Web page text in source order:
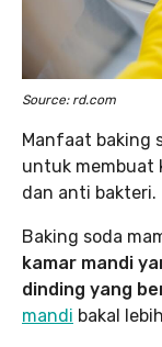
Source: rd.com
Manfaat baking
untuk membuat
dan anti bakteri.
Baking soda
kamar mandi
dinding yang
mandi bakal